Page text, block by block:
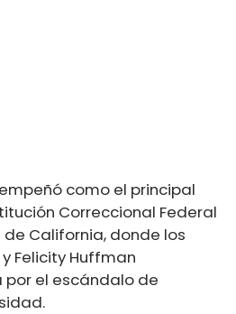
como el principal
Correccional Federal
California, donde los
Felicity Huffman
el escándalo de